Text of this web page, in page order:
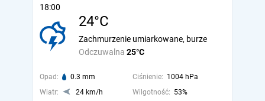
18:00
24°C
Odczuwalna 25°C
Zachmurzenie umiarkowane, burze
Opad: 0.3 mm Ciśnienie: 1004 hPa
Wiatr:
24 km/h Wilgotność: 53%